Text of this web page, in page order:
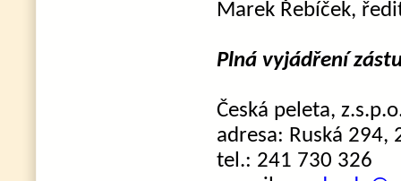
Marek Řebíček,
Plná vyjádření
Česká peleta,
adresa: Ruská 294,
tel.: 241 730 326